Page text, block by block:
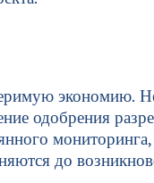
экономию.
одобрения
до